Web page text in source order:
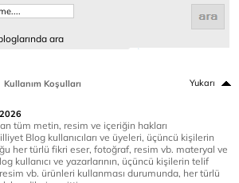
ara
Kullanım Koşulları Yukarı
tüm metin, resim ve içeriğin hakları
Blog kullanıcıları ve üyeleri, üçüncü kişilerin
her türlü fikri eser, fotoğraf, resim vb. materyal ve
kullanıcı ve yazarlarının, üçüncü kişilerin telif
vb. ürünleri kullanması durumunda, her türlü